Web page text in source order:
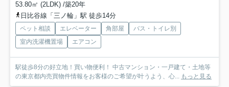
53.80㎡ (2LDK) /築20年
日比谷線「三ノ輪」駅 徒歩14分
ペット相談 エレベーター 角部屋
バス・トイレ別
室内洗濯機置場
エアコン
駅徒歩8分の好立地！買い物便利！ 中古マンション・一戸建て・土地等
の東京都内売買物件情報をお客様のご希望が叶うよう、心... もっと見る